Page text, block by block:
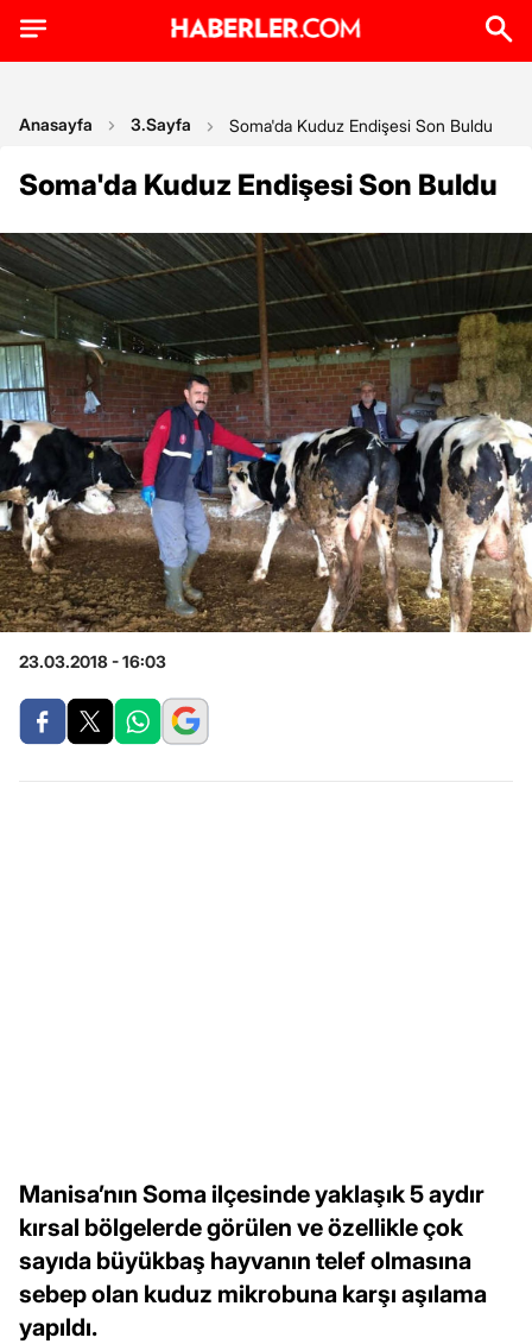
Anasayfa 3.Sayfa Soma'da Kuduz Endişesi Son Buldu
Soma'da Kuduz Endişesi Son Buldu
23.03.2018 - 16:03
Manisa’nın Soma ilçesinde yaklaşık 5 aydır
kırsal bölgelerde görülen ve özellikle çok
sayıda büyükbaş hayvanın telef olmasına
sebep olan kuduz mikrobuna karşı aşılama
yapıldı.